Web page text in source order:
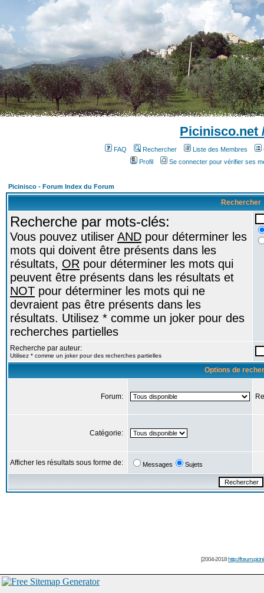
Picinisco.net
FAQ Rechercher Liste des Membres
Profil
Se connecter pour vérifier ses
Picinisco - Forum Index du Forum
Rechercher
Recherche par mots-clés:
Vous pouvez utiliser AND pour déterminer les
mots qui doivent être présents dans les
résultats, OR pour déterminer les mots qui
peuvent être présents dans les résultats et
NOT pour déterminer les mots qui ne
devraient pas être présents dans les
résultats. Utilisez * comme un joker pour des
recherches partielles
Recherche par auteur:
Utilisez * comme un joker pour des recherches partielles
Options de
Forum:
Catégorie:
Afficher les résultats sous forme de: Messages Sujets
[2004-2018http://